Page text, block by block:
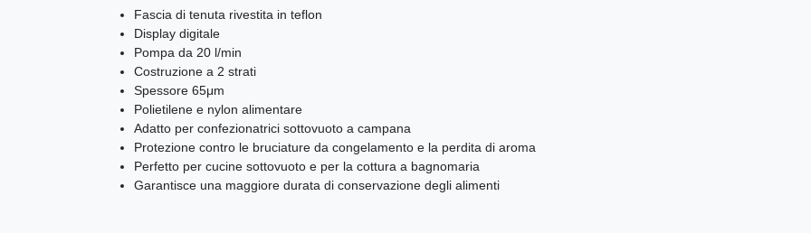
Fascia di tenuta rivestita in teflon
Display digitale
Pompa da 20 l/min
Costruzione a 2 strati
Spessore 65μm
Polietilene e nylon alimentare
Adatto per confezionatrici sottovuoto a campana
Protezione contro le bruciature da congelamento e la perdita di aroma
Perfetto per cucine sottovuoto e per la cottura a bagnomaria
Garantisce una maggiore durata di conservazione degli alimenti